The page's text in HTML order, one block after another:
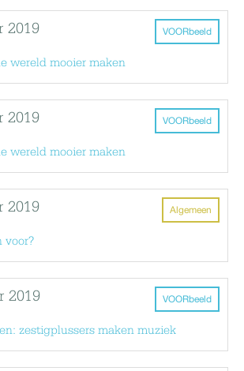
VOORbeeld
2019
wereld mooier maken
VOORbeeld
2019
wereld mooier maken
Algemeen
2019
voor?
VOORbeeld
2019
zestigplussers maken muziek